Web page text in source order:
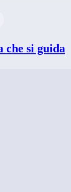
che si guida